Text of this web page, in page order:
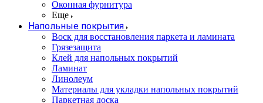
Оконная фурнитура
Еще
Напольные покрытия
Воск для восстановления паркета и ламината
Грязезащита
Клей для напольных покрытий
Ламинат
Линолеум
Материалы для укладки напольных покрытий
Паркетная доска